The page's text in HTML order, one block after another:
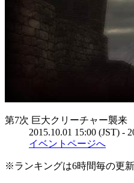
第7次 巨大クリーチャー襲来
2015.10.01 15:00 (JST) -
イベントページへ
※ランキングは6時間毎の更